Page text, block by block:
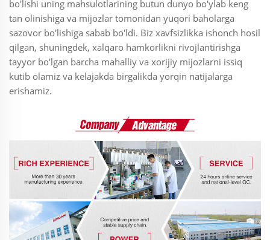
bo'lishi uning mahsulotlarining butun dunyo bo'ylab keng
tan olinishiga va mijozlar tomonidan yuqori baholarga
sazovor bo'lishiga sabab bo'ldi. Biz xavfsizlikka ishonch hosil
qilgan, shuningdek, xalqaro hamkorlikni rivojlantirishga
tayyor bo'lgan barcha mahalliy va xorijiy mijozlarni issiq
kutib olamiz va kelajakda birgalikda yorqin natijalarga
erishamiz.